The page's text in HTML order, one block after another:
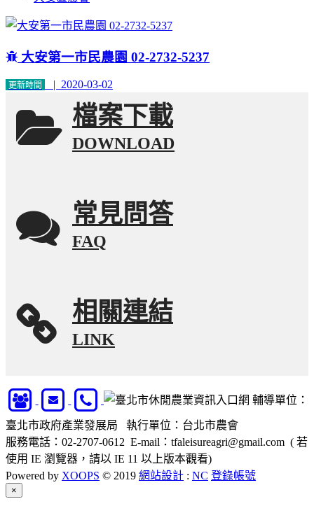
大安第一市民農園 02-2732-5237
更新時間 | 2020-03-02
檔案下載
DOWNLOAD
常見問答
FAQ
相關連結
LINK
輔導單位：
臺北市政府產業發展局 執行單位：台北市農會
服務電話：02-2707-0612 E-mail：tfaleisureagri@gmail.com ( 若
使用 IE 瀏覽器，請以 IE 11 以上版本觀看)
Powered by XOOPS © 2019 網站設計 : NC 登錄帳號
×